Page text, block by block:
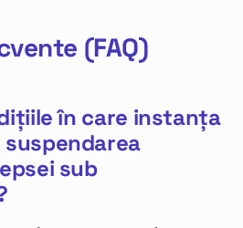
(FAQ)
în care instanța
sub